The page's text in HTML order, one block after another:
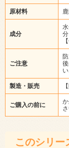
原材料
成分
ご注意
い
製造・販売
ご購入の前に
さ
このシリー